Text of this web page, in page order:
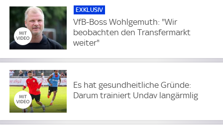
EXKLUSIV
VfB-Boss Wohlgemuth: "Wir
beobachten den Transfermarkt
weiter"
Es hat gesundheitliche Gründe:
Darum trainiert Undav langärmlig